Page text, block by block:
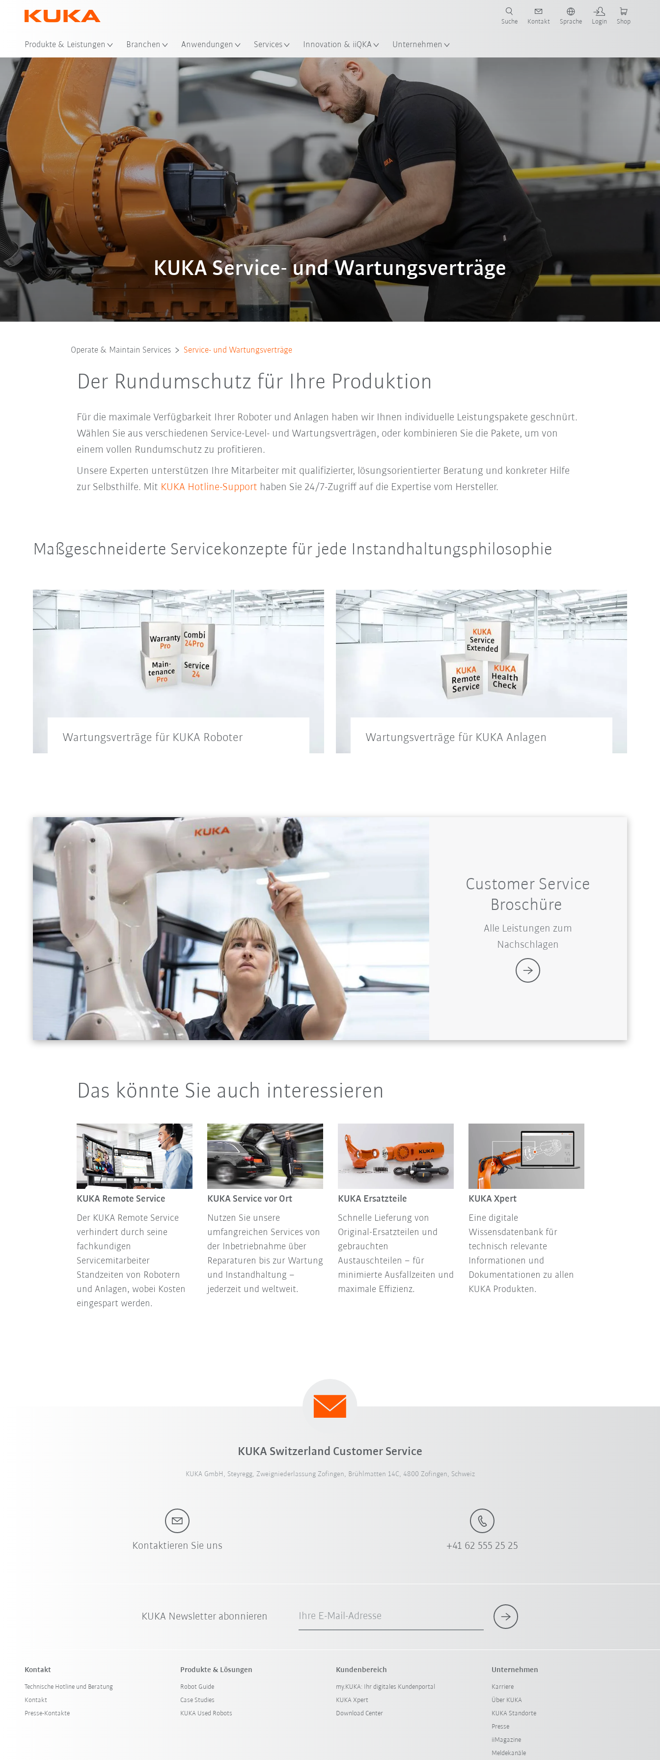
Produkte & Leistungen Branchen Anwendungen Services Innovation & iiQKA Unternehmen
Suche Kontakt Sprache Login Shop
KUKA Service- und Wartungsverträge
Operate & Maintain Services Service- und Wartungsverträge
Der Rundumschutz für Ihre Produktion
Für die maximale Verfügbarkeit Ihrer Roboter und Anlagen haben wir Ihnen individuelle Leistungspakete geschnürt.
Wählen Sie aus verschiedenen Service-Level- und Wartungsverträgen, oder kombinieren Sie die Pakete, um von
einem vollen Rundumschutz zu profitieren.
Unsere Experten unterstützen Ihre Mitarbeiter mit qualifizierter, lösungsorientierter Beratung und konkreter Hilfe
zur Selbsthilfe. Mit KUKA Hotline-Support haben Sie 24/7-Zugriff auf die Expertise vom Hersteller.
Maßgeschneiderte Servicekonzepte für jede Instandhaltungsphilosophie
Wartungsverträge für KUKA Roboter Wartungsverträge für KUKA Anlagen
Customer Service
Broschüre
Alle Leistungen zum
Nachschlagen
Das könnte Sie auch interessieren
KUKA Remote Service
Der KUKA Remote Service
verhindert durch seine
fachkundigen
Servicemitarbeiter
Standzeiten von Robotern
und Anlagen, wobei Kosten
eingespart werden.
KUKA Service vor Ort
Nutzen Sie unsere
umfangreichen Services von
der Inbetriebnahme über
Reparaturen bis zur Wartung
und Instandhaltung –
jederzeit und weltweit.
KUKA Ersatzteile
Schnelle Lieferung von
Original-Ersatzteilen und
gebrauchten
Austauschteilen – für
minimierte Ausfallzeiten und
maximale Effizienz.
KUKA Xpert
Eine digitale
Wissensdatenbank für
technisch relevante
Informationen und
Dokumentationen zu allen
KUKA Produkten.
KUKA Switzerland Customer Service
KUKA GmbH, Steyregg, Zweigniederlassung Zofingen, Brühlmatten 14C, 4800 Zofingen, Schweiz
Kontaktieren Sie uns +41 62 555 25 25
KUKA Newsletter abonnieren Ihre E-Mail-Adresse
Kontakt
Technische Hotline und Beratung
Kontakt
Presse-Kontakte
Produkte & Lösungen
Robot Guide
Case Studies
KUKA Used Robots
Kundenbereich
my.KUKA: Ihr digitales Kundenportal
KUKA Xpert
Download Center
Unternehmen
Karriere
Über KUKA
KUKA Standorte
Presse
iiMagazine
Meldekanäle